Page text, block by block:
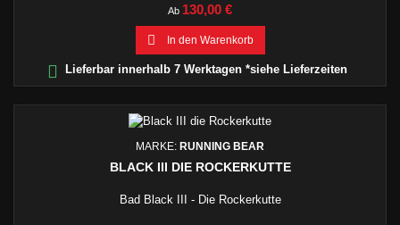
Ab Preis
130,00 €
 In den Warenkorb
 Lieferbar innerhalb 7 Werktagen *siehe Lieferzeiten
MARKE: RUNNING BEAR
BLACK III DIE ROCKERKUTTE
Bad Black III - Die Rockerkutte